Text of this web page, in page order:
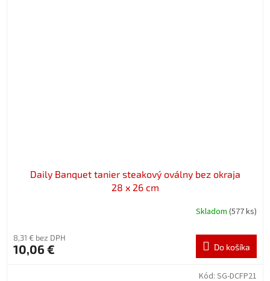
Daily Banquet tanier steakový oválny bez okraja
28 x 26 cm
Skladom (577 ks)
8,31 € bez DPH
10,06 € Do košíka
Kód: SG-DCFP21